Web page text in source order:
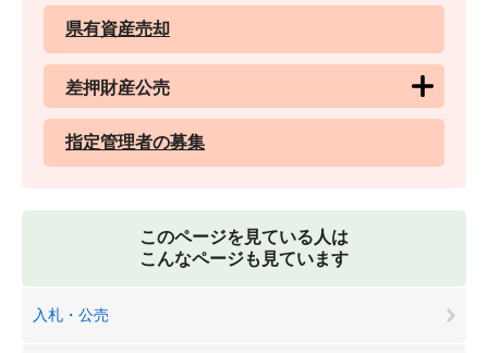
県有資産売却
差押財産公売
指定管理者の募集
このページを見ている人は
こんなページも見ています
入札・公売